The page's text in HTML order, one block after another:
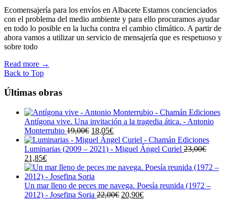
Ecomensajería para los envíos en Albacete Estamos concienciados
con el problema del medio ambiente y para ello procuramos ayudar
en todo lo posible en la lucha contra el cambio climático. A partir de
ahora vamos a utilizar un servicio de mensajería que es respetuoso y
sobre todo
Read more →
Back to Top
Últimas obras
Antígona vive. Una invitación a la tragedia ática. - Antonio
Monterrubio 19,00€ El
precio
original
19,00€.
18,05€El
precio
actual
18,05€.
Luminarias (2009 – 2021) - Miguel Ángel Curiel 23,00€
El
precio
original
era:
23,00€.
21,85€El
precio
actual
es:
21,85€.
Un mar lleno de peces me navega. Poesía reunida (1972 –
2012) - Josefina Soria 22,00€ El
20,90€El